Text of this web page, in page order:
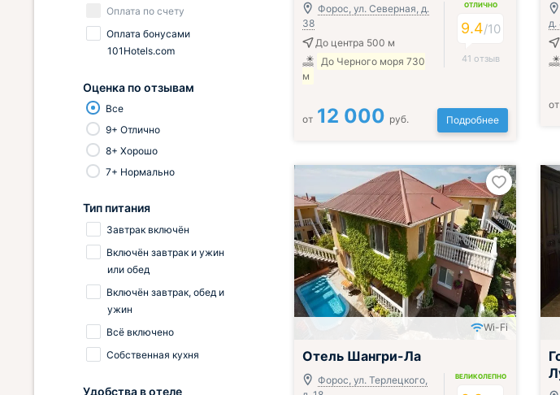
Форос, ул. Северная, д.
38
До центра 500 м
До Черного моря 730
м
ОТЛИЧНО
9.4/10
41 отзыв
от 12 000 руб. Подробнее
д.
от
Wi-Fi
Отель Шангри-Ла
Форос, ул. Терлецкого,
ВЕЛИКОЛЕПНО
Оплата по счету
Оплата бонусами
101Hotels.com
Оценка по отзывам
Все
9+ Отлично
8+ Хорошо
7+ Нормально
Тип питания
Завтрак включён
Включён завтрак и ужин
или обед
Включён завтрак, обед и
ужин
Всё включено
Собственная кухня
Удобства в отеле